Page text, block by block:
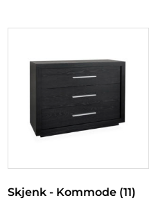
Skjenk - Kommode (11)